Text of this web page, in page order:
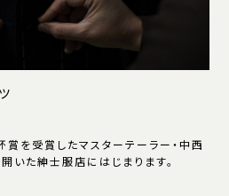
を受賞したマスターテーラー・中西
いた紳士服店にはじまります。